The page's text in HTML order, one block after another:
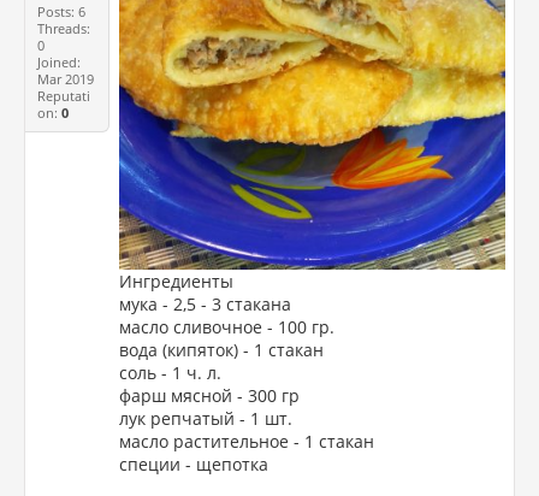
Posts: 6
Threads:
0
Joined:
Mar 2019
Reputati
on:0
Ингредиенты
мука - 2,5 - 3 стакана
масло сливочное - 100 гр.
вода (кипяток) - 1 стакан
соль - 1 ч. л.
фарш мясной - 300 гр
лук репчатый - 1 шт.
масло растительное - 1 стакан
специи - щепотка